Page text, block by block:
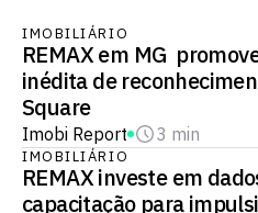
IMOBILIÁRIO
REMAX em MG
inédita de
Square
Imobi Report 3 min
IMOBILIÁRIO
REMAX investe em
capacitação para